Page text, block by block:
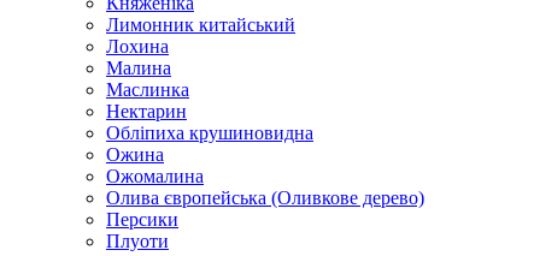
Лимонник китайський
Лохина
Малина
Маслинка
Нектарин
Обліпиха крушиновидна
Ожина
Ожомалина
Олива європейська (Оливкове дерево)
Персики
Плуоти